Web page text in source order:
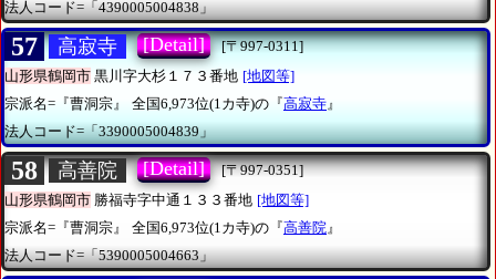
法人コード=「4390005004838」
57 高寂寺 [Detail]
[〒997-0311]
山形県鶴岡市 黒川字大杉１７３番地 [地図等]
宗派名=『曹洞宗』
全国6,973位(1カ寺)の『高寂寺』
法人コード=「3390005004839」
58 高善院 [Detail]
[〒997-0351]
山形県鶴岡市 勝福寺字中通１３３番地 [地図等]
宗派名=『曹洞宗』
全国6,973位(1カ寺)の『高善院』
法人コード=「5390005004663」